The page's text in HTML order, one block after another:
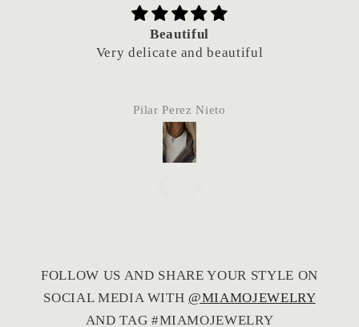
Beautiful
Very delicate and beautiful
Pilar Perez Nieto
FOLLOW US AND SHARE YOUR STYLE ON
SOCIAL MEDIA WITH @MIAMOJEWELRY
AND TAG #MIAMOJEWELRY